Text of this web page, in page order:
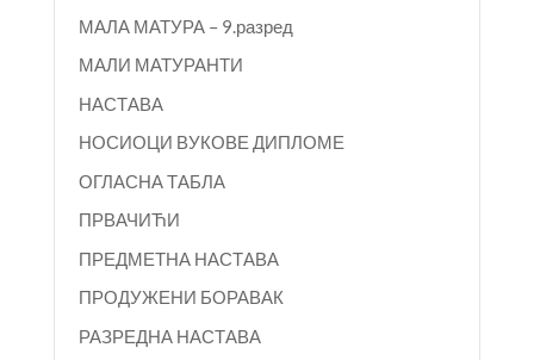
МАЛА МАТУРА – 9.разред
МАЛИ МАТУРАНТИ
НАСТАВА
НОСИОЦИ ВУКОВЕ ДИПЛОМЕ
ОГЛАСНА ТАБЛА
ПРВАЧИЋИ
ПРЕДМЕТНА НАСТАВА
ПРОДУЖЕНИ БОРАВАК
РАЗРЕДНА НАСТАВА